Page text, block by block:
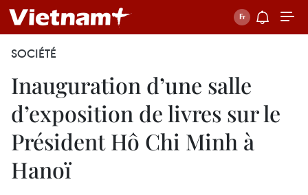
SOCIÉTÉ
Inauguration d’une salle
d’exposition de livres sur le
Président Hô Chi Minh à
Hanoï